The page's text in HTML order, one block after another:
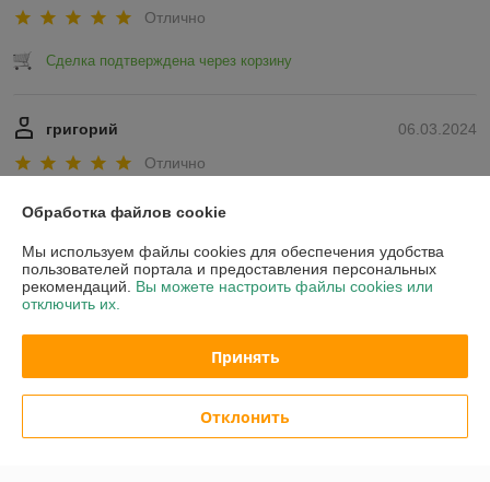
Отлично
Сделка подтверждена через корзину
06.03.2024
григорий
Отлично
Показать все отзывы
О нас
Доставка и оплата
График работы
Обработка файлов cookie
Мы используем файлы cookies для обеспечения удобства
пользователей портала и предоставления персональных
рекомендаций. Вы можете настроить файлы cookies или
отключить их.
Принять
Отклонить